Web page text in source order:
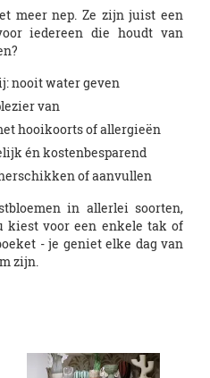
meer nep. Ze zijn juist een
iedereen die houdt van
nooit water geven
van
hooikoorts of allergieën
én kostenbesparend
of aanvullen
in allerlei soorten,
kiest voor een enkele tak of
- je geniet elke dag van
zijn.